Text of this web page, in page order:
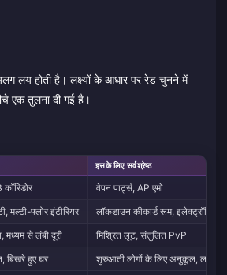
लय होती है। लक्ष्यों के आधार पर रेड चुनने में
एक तुलना दी गई है।
इसके लिए सर्वश्रेष्ठ
वेपन पार्ट्स, AP एमो
मल्टी-फ्लोर इंटीरियर
लॉकडाउन कीकार्ड रूम, इलेक्ट्रॉनिक्स
मध्यम से लंबी दूरी
मिश्रित लूट, संतुलित PvP
बिखरे हुए घर
शुरुआती लोगों के लिए अनुकूल, लचीले